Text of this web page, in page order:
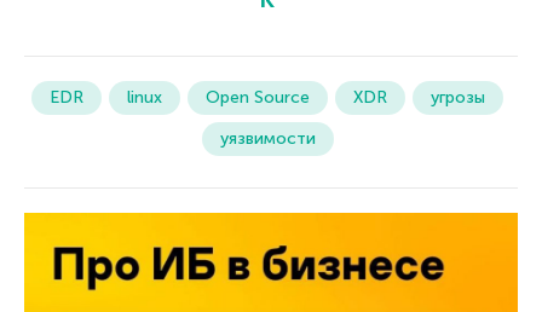
EDR linux Open Source XDR
угрозы
уязвимости